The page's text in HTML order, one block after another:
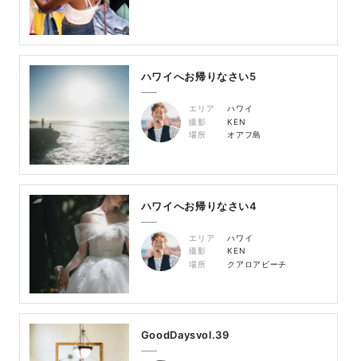
ハワイへお帰りなさい5
エリア
ハワイ
撮影
KEN
場所
オアフ島
ハワイへお帰りなさい4
エリア
ハワイ
撮影
KEN
場所
クアロアビーチ
GoodDaysvol.39